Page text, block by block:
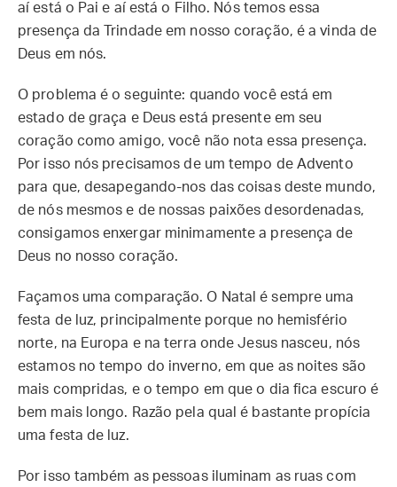
aí está o Pai e aí está o Filho. Nós temos essa
presença da Trindade em nosso coração, é a vinda de
Deus em nós.
O problema é o seguinte: quando você está em
estado de graça e Deus está presente em seu
coração como amigo, você não nota essa presença.
Por isso nós precisamos de um tempo de Advento
para que, desapegando-nos das coisas deste mundo,
de nós mesmos e de nossas paixões desordenadas,
consigamos enxergar minimamente a presença de
Deus no nosso coração.
Façamos uma comparação. O Natal é sempre uma
festa de luz, principalmente porque no hemisfério
norte, na Europa e na terra onde Jesus nasceu, nós
estamos no tempo do inverno, em que as noites são
mais compridas, e o tempo em que o dia fica escuro é
bem mais longo. Razão pela qual é bastante propícia
uma festa de luz.
Por isso também as pessoas iluminam as ruas com